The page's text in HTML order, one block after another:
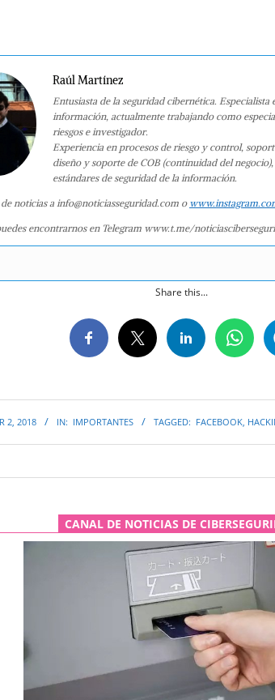
Raúl Martínez
Entusiasta de la seguridad cibernética. Especialista
información, actualmente trabajando como
riesgos e investigador.
Experiencia en procesos de riesgo y control,
diseño y soporte de COB (continuidad del
estándares de seguridad de la información.
noticias a info@noticiasseguridad.com o
encontrarnos en Telegram www.t.me/
Share this...
2, 2018 IN: IMPORTANTES TAGGED: FACEBOOK,
CANAL DE NOTICIAS DE